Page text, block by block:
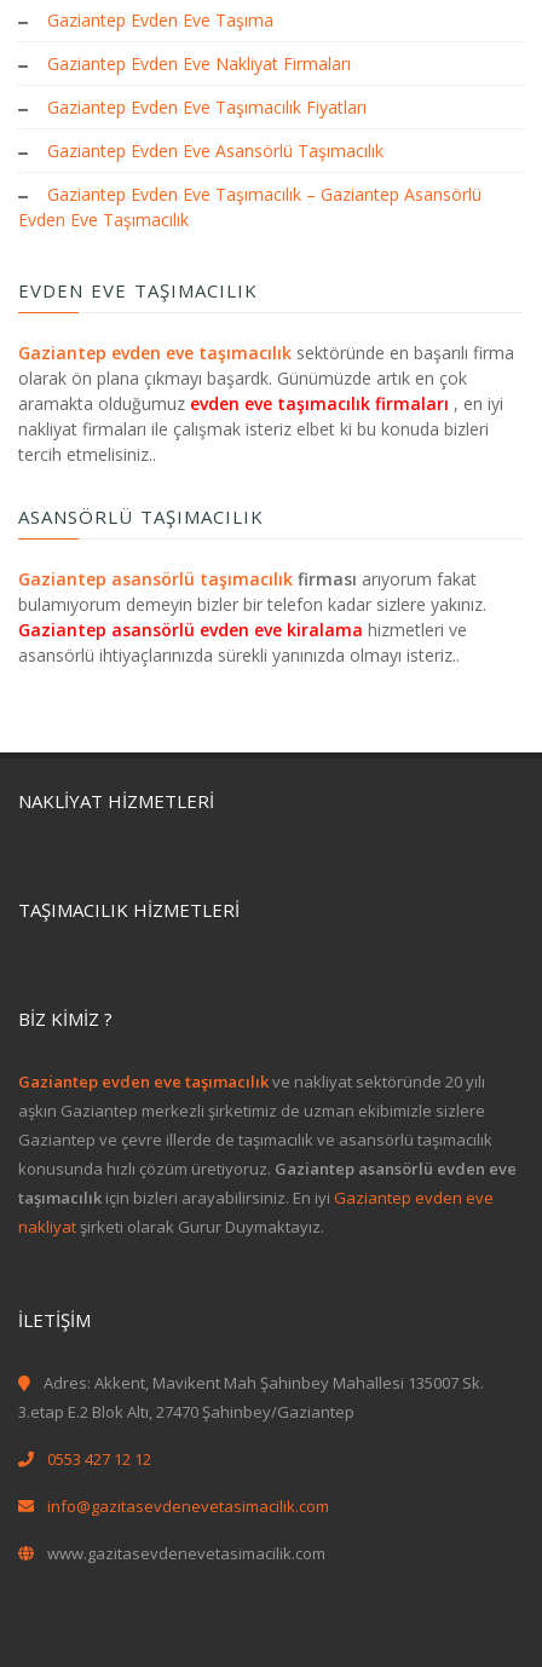
Gaziantep Evden Eve Taşıma
Gaziantep Evden Eve Nakliyat Firmaları
Gaziantep Evden Eve Taşımacılık Fiyatları
Gaziantep Evden Eve Asansörlü Taşımacılık
Gaziantep Evden Eve Taşımacılık – Gaziantep Asansörlü
Evden Eve Taşımacılık
EVDEN EVE TAŞIMACILIK
Gaziantep evden eve taşımacılık sektöründe en başarılı firma
olarak ön plana çıkmayı başardk. Günümüzde artık en çok
aramakta olduğumuz evden eve taşımacılık firmaları , en iyi
nakliyat firmaları ile çalışmak isteriz elbet ki bu konuda bizleri
tercih etmelisiniz..
ASANSÖRLÜ TAŞIMACILIK
Gaziantep asansörlü taşımacılık firması arıyorum fakat
bulamıyorum demeyin bizler bir telefon kadar sizlere yakınız.
Gaziantep asansörlü evden eve kiralama hizmetleri ve
asansörlü ihtiyaçlarınızda sürekli yanınızda olmayı isteriz..
NAKLIYAT HIZMETLERI
TAŞIMACILIK HIZMETLERI
BIZ KIMIZ ?
Gaziantep evden eve taşımacılıkve nakliyat sektöründe 20 yılı
aşkın Gaziantep merkezli şirketimiz de uzman ekibimizle sizlere
Gaziantep ve çevre illerde de taşımacılık ve asansörlü taşımacılık
konusunda hızlı çözüm üretiyoruz. Gaziantep asansörlü evden eve
taşımacılık için bizleri arayabilirsiniz. En iyi Gaziantep evden eve
nakliyatşirketi olarak Gurur Duymaktayız.
İLETIŞIM
Adres: Akkent, Mavikent Mah Şahinbey Mahallesi 135007 Sk.
3.etap E.2 Blok Altı, 27470 Şahinbey/Gaziantep
0553 427 12 12
info@gazitasevdenevetasimacilik.com
www.gazitasevdenevetasimacilik.com